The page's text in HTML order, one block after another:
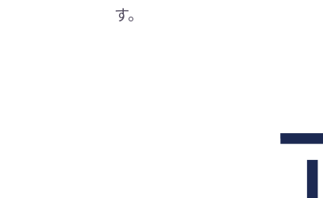
す。